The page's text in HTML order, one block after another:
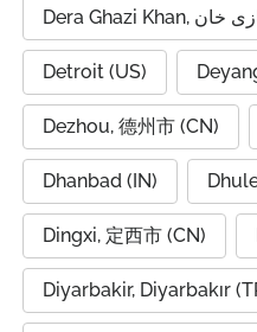
Detroit (US)
Dezhou, 德州市 (CN)
Dhanbad (IN)
Dingxi, 定西市 (CN)
Diyarbakir, Diyarbakır